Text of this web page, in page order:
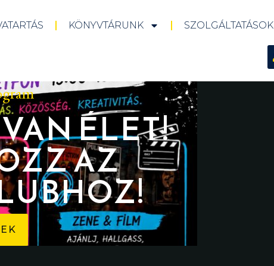
KÖNYVTÁRUNK SZOLGÁLTATÁSOK
ÉLET!
AZ